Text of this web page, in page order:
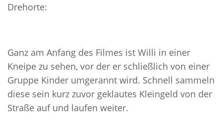
Drehorte:
Ganz am Anfang des Filmes ist Willi in einer
Kneipe zu sehen, vor der er schließlich von einer
Gruppe Kinder umgerannt wird. Schnell sammeln
diese sein kurz zuvor geklautes Kleingeld von der
Straße auf und laufen weiter.